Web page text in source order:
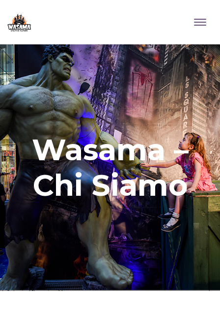
Wasama –
Chi Siamo